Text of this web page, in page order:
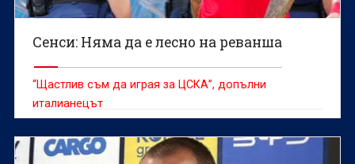
Сенси: Няма да е лесно на реванша
“Щастлив съм да играя за ЦСКА”, допълни
италианецът